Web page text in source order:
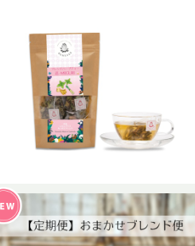
ブレンドハーブティー 巡-MEGURI
普通サイズ
¥1,240